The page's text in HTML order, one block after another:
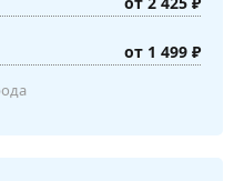
от 1 499 ₽